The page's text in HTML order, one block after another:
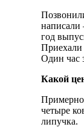
написали
год
Приехали
Один час
Какой
четыре
липучка.